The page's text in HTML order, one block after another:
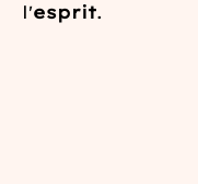
l'esprit.